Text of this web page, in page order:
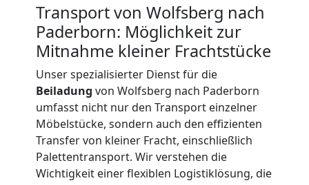
Transport von Wolfsberg nach
Paderborn: Möglichkeit zur
Mitnahme kleiner Frachtstücke
Unser spezialisierter Dienst für die
Beiladung von Wolfsberg nach Paderborn
umfasst nicht nur den Transport einzelner
Möbelstücke, sondern auch den effizienten
Transfer von kleiner Fracht, einschließlich
Palettentransport. Wir verstehen die
Wichtigkeit einer flexiblen Logistiklösung, die
Internationaler
Umzug
Nationaler
Umzug